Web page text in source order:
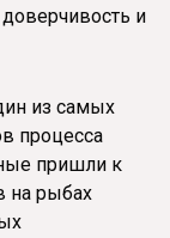
и
из самых
процесса
пришли к
на рыбах